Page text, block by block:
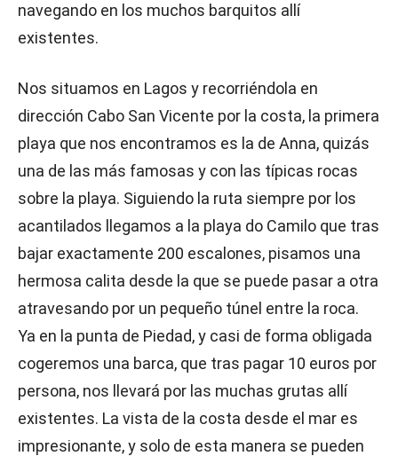
navegando en los muchos barquitos allí
existentes.
Nos situamos en Lagos y recorriéndola en
dirección Cabo San Vicente por la costa, la primera
playa que nos encontramos es la de Anna, quizás
una de las más famosas y con las típicas rocas
sobre la playa. Siguiendo la ruta siempre por los
acantilados llegamos a la playa do Camilo que tras
bajar exactamente 200 escalones, pisamos una
hermosa calita desde la que se puede pasar a otra
atravesando por un pequeño túnel entre la roca.
Ya en la punta de Piedad, y casi de forma obligada
cogeremos una barca, que tras pagar 10 euros por
persona, nos llevará por las muchas grutas allí
existentes. La vista de la costa desde el mar es
impresionante, y solo de esta manera se pueden